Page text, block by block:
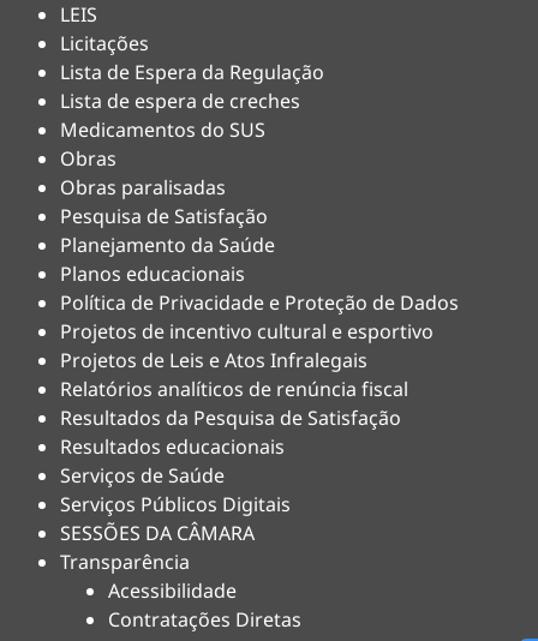
LEIS
Licitações
Lista de Espera da Regulação
Lista de espera de creches
Medicamentos do SUS
Obras
Obras paralisadas
Pesquisa de Satisfação
Planejamento da Saúde
Planos educacionais
Política de Privacidade e Proteção de Dados
Projetos de incentivo cultural e esportivo
Projetos de Leis e Atos Infralegais
Relatórios analíticos de renúncia fiscal
Resultados da Pesquisa de Satisfação
Resultados educacionais
Serviços de Saúde
Serviços Públicos Digitais
SESSÕES DA CÂMARA
Transparência
Acessibilidade
Contratações Diretas